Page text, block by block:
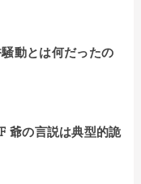
動とは何だったの
爺の言説は典型的詭